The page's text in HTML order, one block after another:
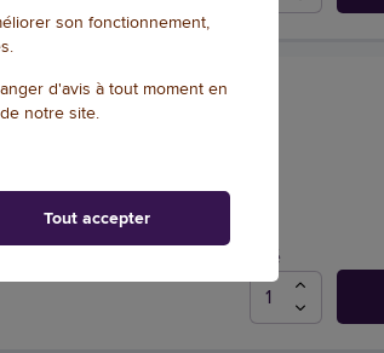
200 salariés - A4
200 salariés 29,7 x 21
Qté
son fonctionnement,
d'avis à tout moment en
notre site.
Tout accepter